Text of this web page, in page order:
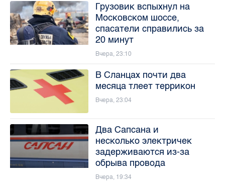
Грузовик вспыхнул на
Московском шоссе,
спасатели справились за
20 минут
Вчера, 23:10
В Сланцах почти два
месяца тлеет террикон
Вчера, 23:04
Два Сапсана и
несколько электричек
задерживаются из-за
обрыва провода
Вчера, 19:34